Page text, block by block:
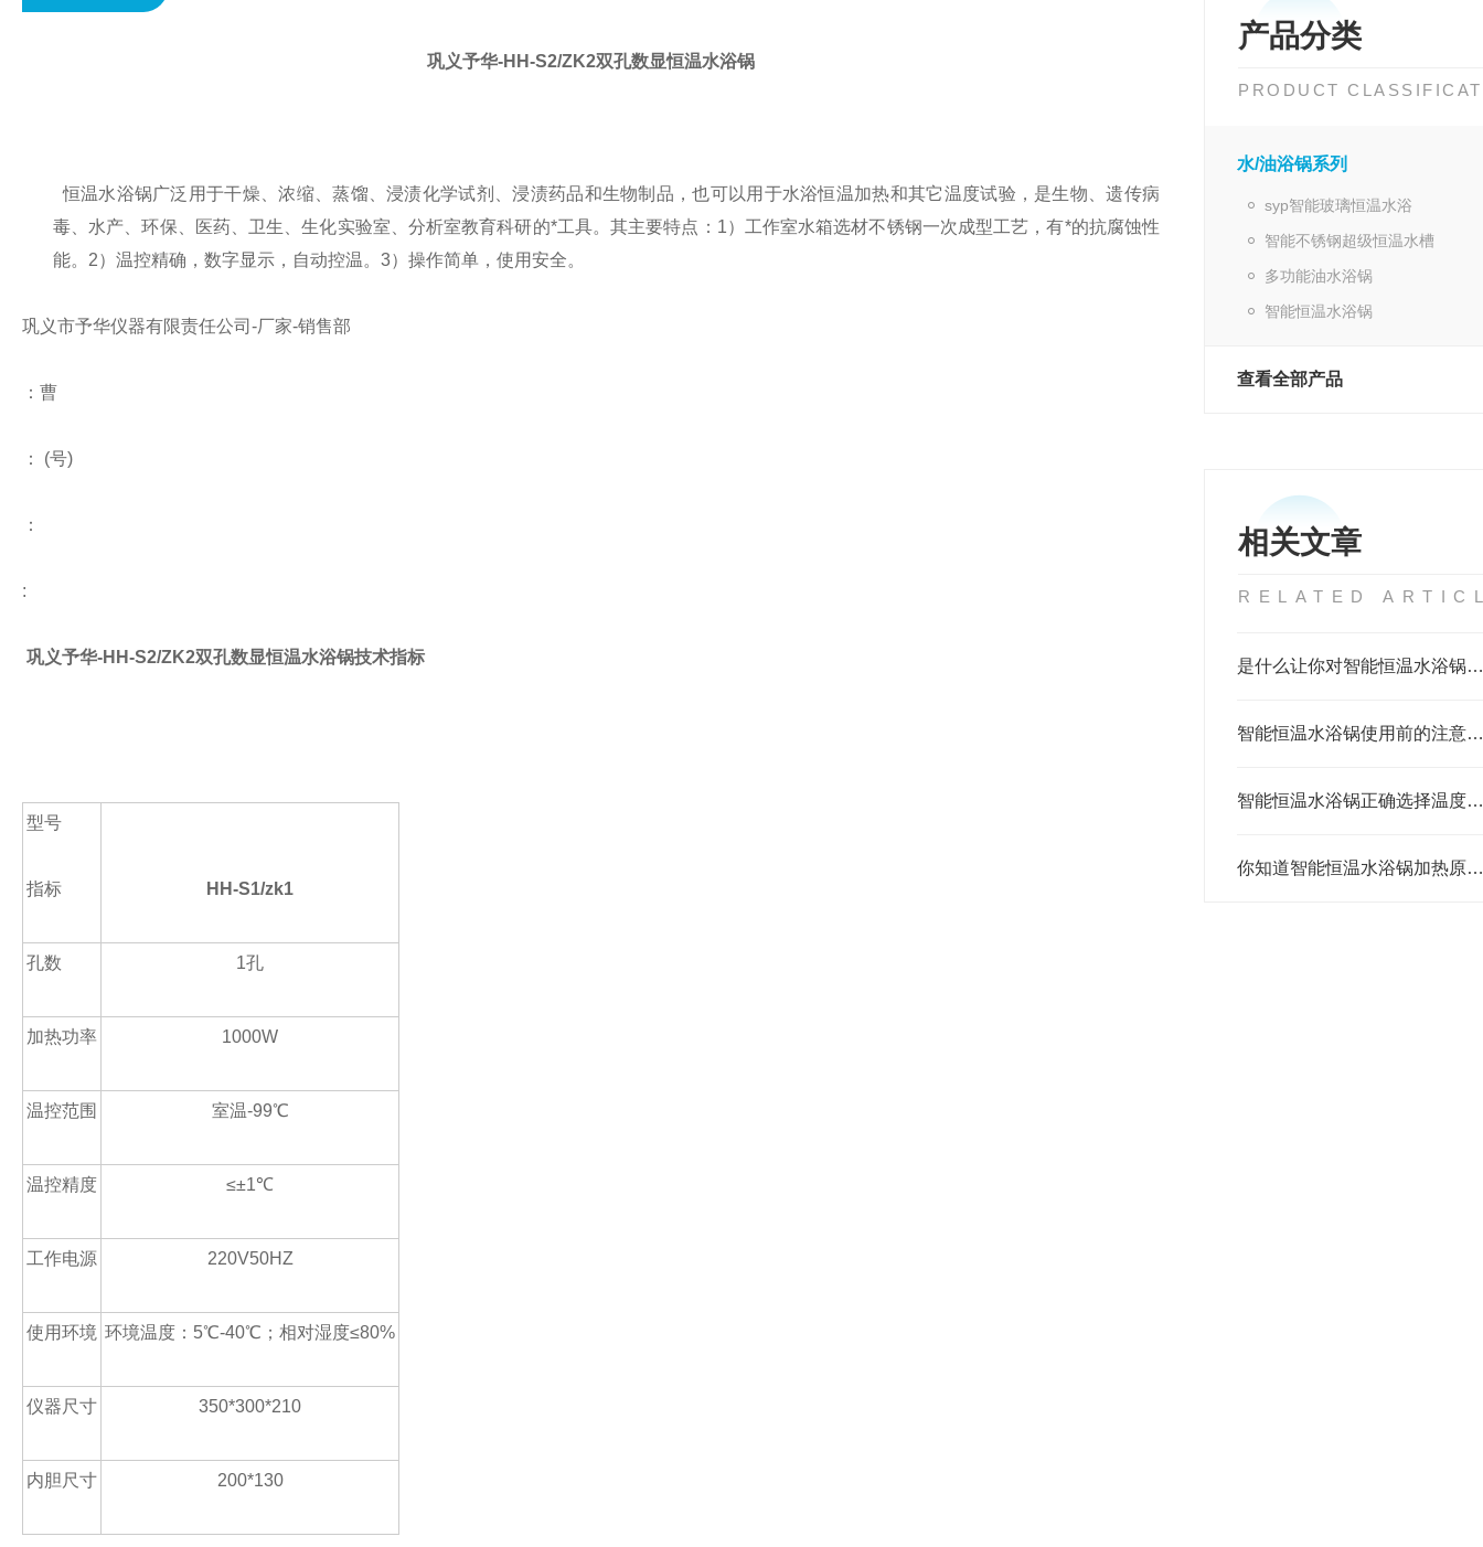
产品分类
PRODUCT
水/油浴锅系列
syp智能玻璃恒温水浴
智能不锈钢超级恒温水槽
多功能油水浴锅
智能恒温水浴锅
查看全部产品
相关文章
RELATED
是什么让你对智能恒温水浴锅如此重视呢？
智能恒温水浴锅使用前的注意事项？
智能恒温水浴锅正确选择温度的操作步骤
你知道智能恒温水浴锅加热原理吗？
巩义予华-HH-S2/ZK2双孔数显恒温水浴锅
恒温水浴锅广泛用于干燥、浓缩、蒸馏、浸渍化学试剂、浸渍药品和生物制品，也可以用于水浴恒温加热和其它温度试验，是生物、遗传病
毒、水产、环保、医药、卫生、生化实验室、分析室教育科研的*工具。其主要特点：1）工作室水箱选材不锈钢一次成型工艺，有*的抗腐蚀性
能。2）温控精确，数字显示，自动控温。3）操作简单，使用安全。
巩义市予华仪器有限责任公司 -厂家-销售部
：曹
： (号)
：
:
巩义予华-HH-S2/ZK2双孔数显恒温水浴锅技术指标
型号
指标 HH-S1/zk1
孔数 1孔
加热功率 1000W
温控范围 室温-99℃
温控精度 ≤±1℃
工作电源 220V50HZ
使用环境 环境温度： 5℃-40℃；相对湿度≤80%
仪器尺寸 350*300*210
内胆尺寸 200*130